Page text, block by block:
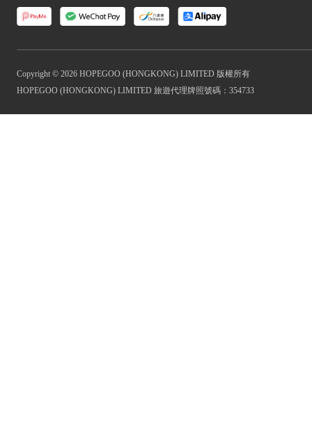
Copyright © 2026 HOPEGOO (HONGKONG) LIMITED 版權所有
HOPEGOO (HONGKONG) LIMITED 旅遊代理牌照號碼：354733